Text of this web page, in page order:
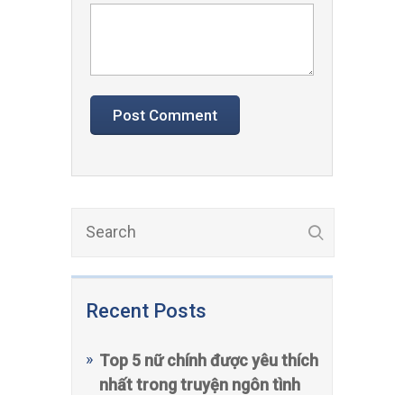
Recent Posts
Top 5 nữ chính được yêu thích
nhất trong truyện ngôn tình